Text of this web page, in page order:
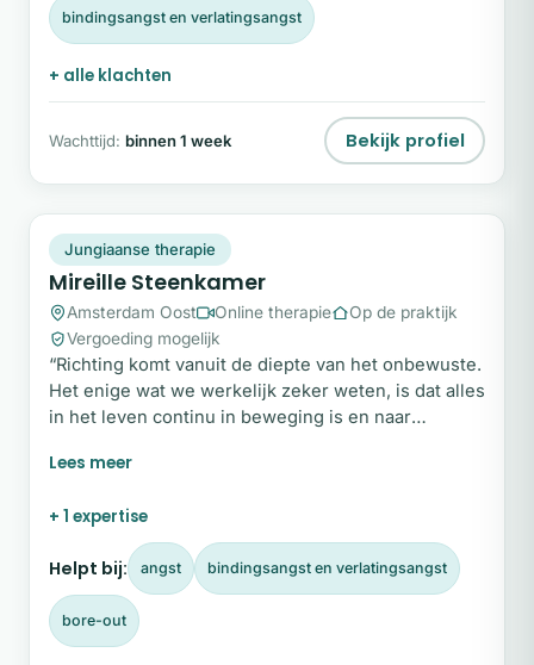
bindingsangst en verlatingsangst
+ alle klachten
Wachttijd: binnen 1 week Bekijk profiel
Plek beschikbaar
Jungiaanse therapie
Mireille Steenkamer
Amsterdam Oost Online therapie
Op de praktijk
Vergoeding mogelijk
“Richting komt vanuit de diepte van het onbewuste.
Het enige wat we werkelijk zeker weten, is dat alles
in het leven continu in beweging is en naar
Steenkamer. Als Jungiaans psychotherapeut, coach
bedding waarin we samen op zoek gaan naar de
diepere lagen van jouw zijn.
+ 1 expertise
Helpt bij: angst bindingsangst en verlatingsangst
bore-out